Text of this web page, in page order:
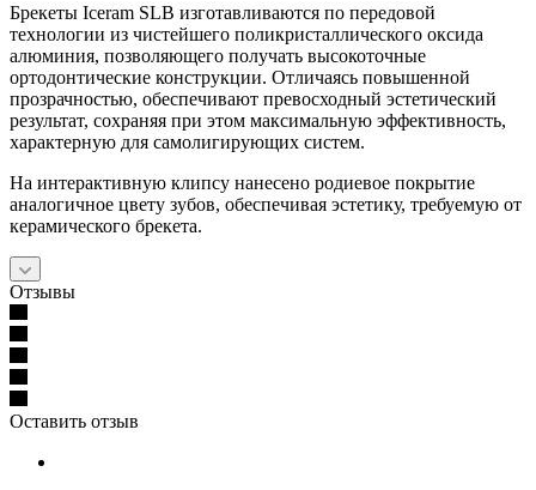
Брекеты Iceram SLB изготавливаются по передовой
технологии из чистейшего поликристаллического оксида
алюминия, позволяющего получать высокоточные
ортодонтические конструкции. Отличаясь повышенной
прозрачностью, обеспечивают превосходный эстетический
результат, сохраняя при этом максимальную эффективность,
характерную для самолигирующих систем.
На интерактивную клипсу нанесено родиевое покрытие
аналогичное цвету зубов, обеспечивая эстетику, требуемую от
керамического брекета.
Отзывы
Оставить отзыв